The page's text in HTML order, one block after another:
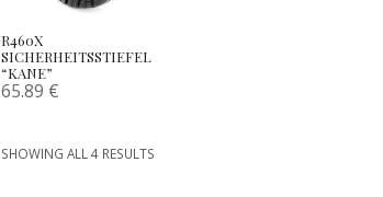
R460X
SICHERHEITSSTIEFEL
“KANE”
65.89 €
SHOWING ALL 4 RESULTS